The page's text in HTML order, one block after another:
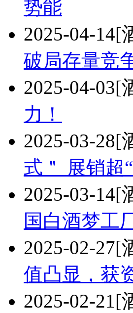
势能
2025-04-14[
破局存量竞
2025-04-03[
力！
2025-03-28[
式＂ 展销超
2025-03-14[
国白酒梦工
2025-02-27[
值凸显，获
2025-02-21[